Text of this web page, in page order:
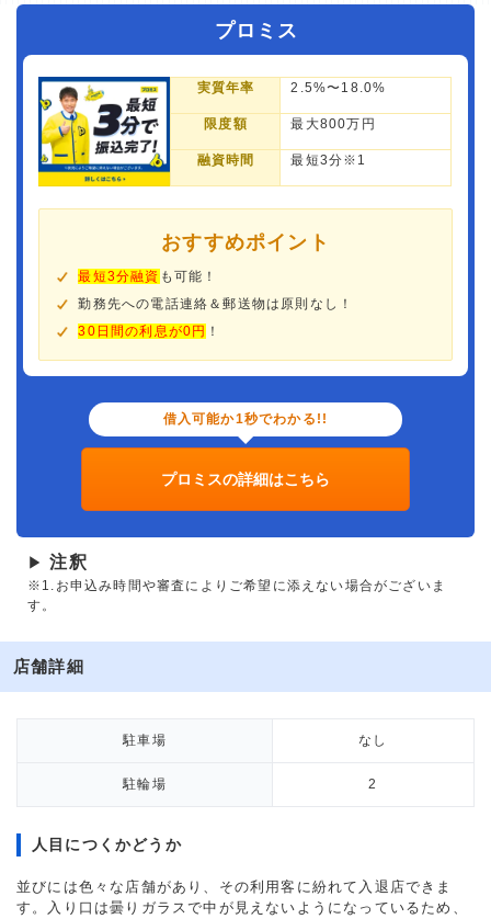
プロミス
実質年率 2.5%〜18.0%
限度額 最大800万円
融資時間 最短3分※1
おすすめポイント
最短3分融資 も可能！
勤務先への電話連絡＆郵送物は原則なし！
30日間の利息が0円 ！
借入可能か1秒でわかる!!
プロミスの詳細はこちら
▶ 注釈
※1.お申込み時間や審査によりご希望に添えない場合がございま
す。
店舗詳細
駐車場 なし
駐輪場 2
人目につくかどうか
並びには色々な店舗があり、その利用客に紛れて入退店できま
す。入り口は曇りガラスで中が見えないようになっているため、